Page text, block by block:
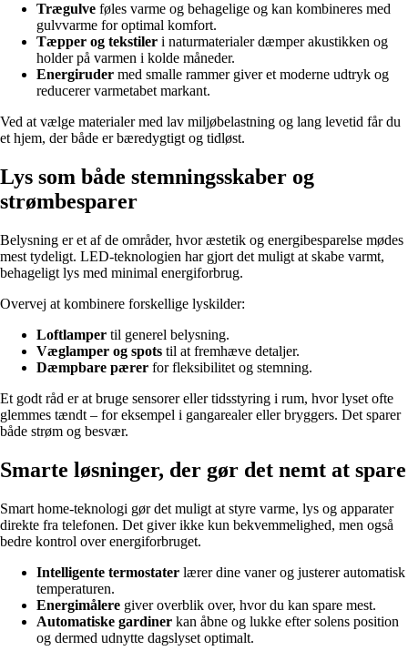
Trægulve føles varme og behagelige og kan kombineres med
gulvvarme for optimal komfort.
Tæpper og tekstiler i naturmaterialer dæmper akustikken og
holder på varmen i kolde måneder.
Energiruder med smalle rammer giver et moderne udtryk og
reducerer varmetabet markant.
Ved at vælge materialer med lav miljøbelastning og lang levetid får du
et hjem, der både er bæredygtigt og tidløst.
Lys som både stemningsskaber og
strømbesparer
Belysning er et af de områder, hvor æstetik og energibesparelse mødes
mest tydeligt. LED-teknologien har gjort det muligt at skabe varmt,
behageligt lys med minimal energiforbrug.
Overvej at kombinere forskellige lyskilder:
Loftlamper til generel belysning.
Væglamper og spots til at fremhæve detaljer.
Dæmpbare pærer for fleksibilitet og stemning.
Et godt råd er at bruge sensorer eller tidsstyring i rum, hvor lyset ofte
glemmes tændt – for eksempel i gangarealer eller bryggers. Det sparer
både strøm og besvær.
Smarte løsninger, der gør det nemt at spare
Smart home-teknologi gør det muligt at styre varme, lys og apparater
direkte fra telefonen. Det giver ikke kun bekvemmelighed, men også
bedre kontrol over energiforbruget.
Intelligente termostater lærer dine vaner og justerer automatisk
temperaturen.
Energimålere giver overblik over, hvor du kan spare mest.
Automatiske gardiner kan åbne og lukke efter solens position
og dermed udnytte dagslyset optimalt.